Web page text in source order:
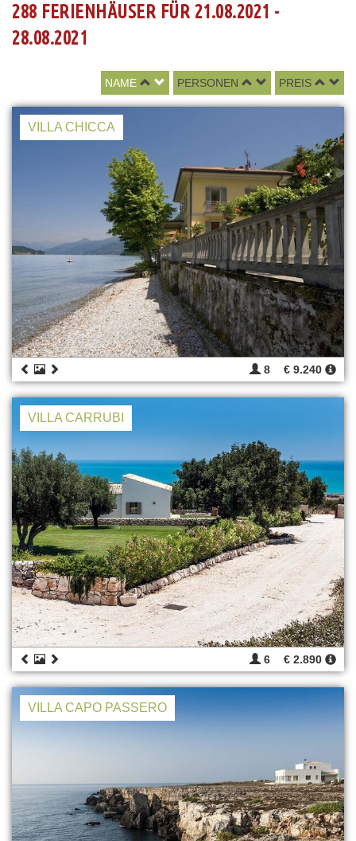
288 FERIENHÄUSER FÜR 21.08.2021 -
28.08.2021
NAME PERSONEN PREIS
VILLA CHICCA
8 € 9.240
VILLA CARRUBI
6 € 2.890
VILLA CAPO PASSERO